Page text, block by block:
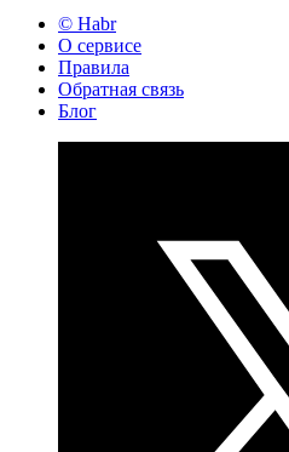
© Habr
О сервисе
Правила
Обратная связь
Блог